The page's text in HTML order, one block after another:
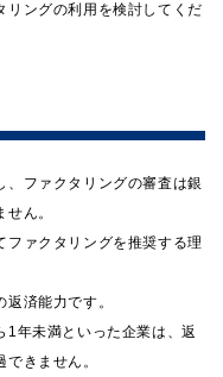
リングの利用を検討してくだ
、ファクタリングの審査は銀
ん。
ファクタリングを推奨する理
済能力です。
1年未満といった企業は、返
きません。